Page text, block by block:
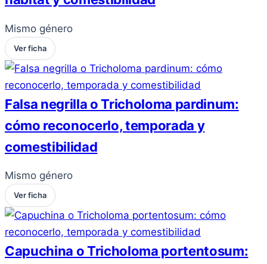
Mismo género
Ver ficha
Falsa negrilla o Tricholoma pardinum:
cómo reconocerlo, temporada y
comestibilidad
Mismo género
Ver ficha
Capuchina o Tricholoma portentosum: